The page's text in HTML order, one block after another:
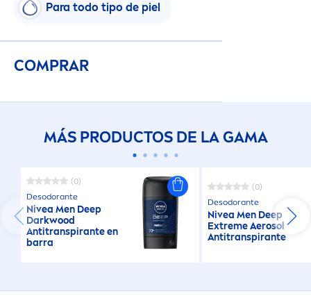
Para todo tipo de piel
COMPRAR
MÁS PRODUCTOS DE LA GAMA
(0)
Desodorante
Nivea Men Deep
Darkwood
Antitranspirante en
barra
(0)
Desodorante
Nivea Men Deep
Extreme Aerosol
Antitranspirante